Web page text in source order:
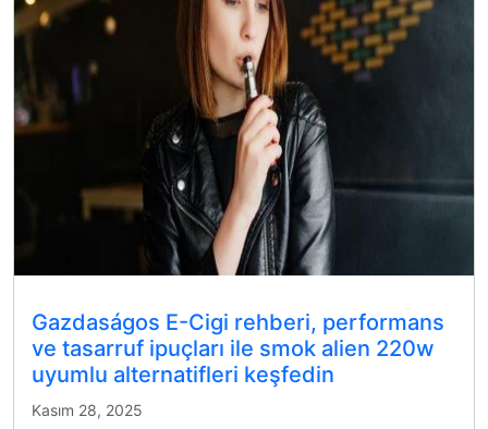
Gazdaságos E-Cigi rehberi, performans
ve tasarruf ipuçları ile smok alien 220w
uyumlu alternatifleri keşfedin
Kasım 28, 2025